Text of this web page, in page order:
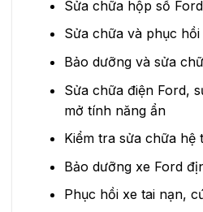
Sửa chữa hộp số Ford
Sửa chữa và phục
Bảo dưỡng và sửa
Sửa chữa điện Ford,
mở tính năng ẩn
Kiểm tra sửa chữa hệ
Bảo dưỡng xe Ford
Phục hồi xe tai nạn,